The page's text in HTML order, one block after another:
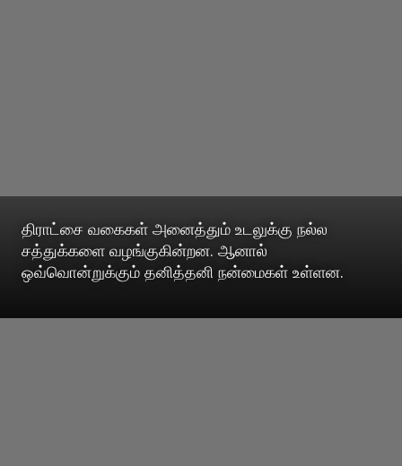
திராட்சை வகைகள் அனைத்தும் உடலுக்கு நல்ல
சத்துக்களை வழங்குகின்றன. ஆனால்
ஒவ்வொன்றுக்கும் தனித்தனி நன்மைகள் உள்ளன.